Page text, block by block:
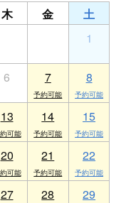
木 金
土
1
6 7 8
13 14 15
20 21 22
27 28 29